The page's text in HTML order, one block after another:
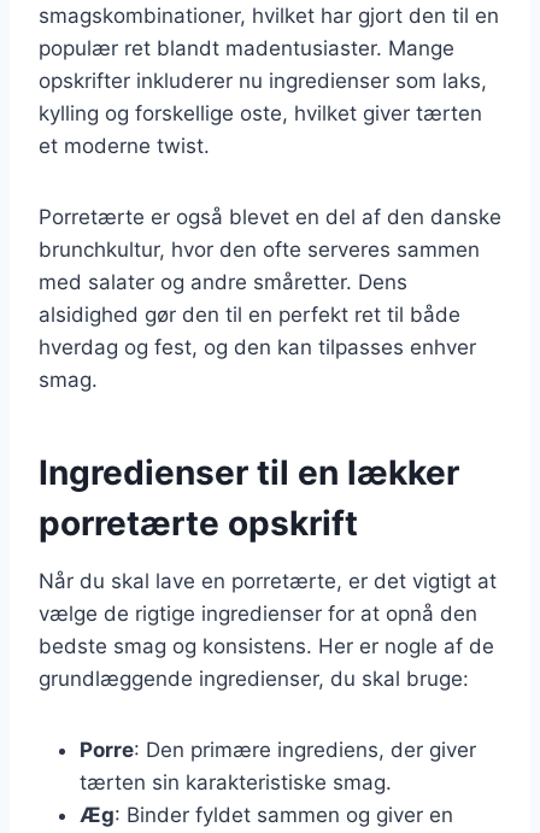
smagskombinationer, hvilket har gjort den til en
populær ret blandt madentusiaster. Mange
opskrifter inkluderer nu ingredienser som laks,
kylling og forskellige oste, hvilket giver tærten
et moderne twist.
Porretærte er også blevet en del af den danske
brunchkultur, hvor den ofte serveres sammen
med salater og andre småretter. Dens
alsidighed gør den til en perfekt ret til både
hverdag og fest, og den kan tilpasses enhver
smag.
Ingredienser til en lækker
porretærte opskrift
Når du skal lave en porretærte, er det vigtigt at
vælge de rigtige ingredienser for at opnå den
bedste smag og konsistens. Her er nogle af de
grundlæggende ingredienser, du skal bruge:
Porre: Den primære ingrediens, der giver
tærten sin karakteristiske smag.
Æg: Binder fyldet sammen og giver en